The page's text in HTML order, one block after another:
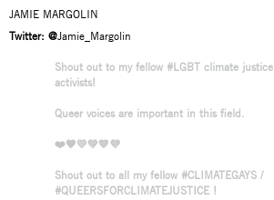
JAMIE MARGOLIN
Twitter: @Jamie_Margolin
Shout out to my fellow #LGBT climate justice
activists!
Queer voices are important in this field.
❤️🧡💛💚💙💜
Shout out to all my fellow #CLIMATEGAYS /
#QUEERSFORCLIMATEJUSTICE !